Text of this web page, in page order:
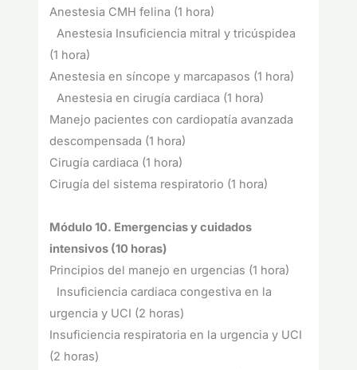
Anestesia CMH felina (1 hora)
Anestesia Insuficiencia mitral y tricúspidea
(1 hora)
Anestesia en síncope y marcapasos (1 hora)
Anestesia en cirugía cardiaca (1 hora)
Manejo pacientes con cardiopatía avanzada
descompensada (1 hora)
Cirugía cardiaca (1 hora)
Cirugía del sistema respiratorio (1 hora)
Módulo 10. Emergencias y cuidados
intensivos (10 horas)
Principios del manejo en urgencias (1 hora)
Insuficiencia cardiaca congestiva en la
urgencia y UCI (2 horas)
Insuficiencia respiratoria en la urgencia y UCI
(2 horas)